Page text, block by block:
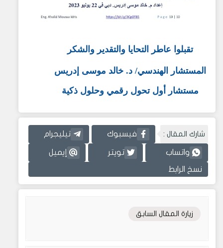
تقبلوا عاطر التحايا والتقدير والشكر
المستشار الهندسي/ د. خالد موسى إدريس
مستشار أول تحول رقمي وحلول ذكية
شارك المقال : فيسبوك تيليجرام
واتساب تويتر إيميل
نسخ الرابط
زيارة المقال السابق